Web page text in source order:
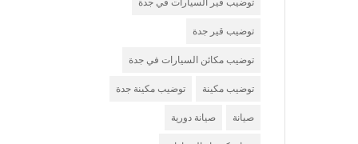
توضيب قير السيارات في جدة
توضيب قير جدة
توضيب مكائن السيارات في جدة
توضيب مكينة توضيب مكينة جدة
صيانة صيانة دورية